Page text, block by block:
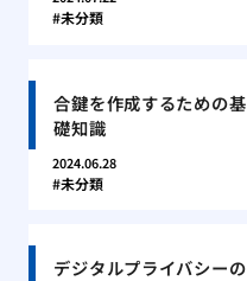
未分類
合鍵を作成するための基
礎知識
2024.06.28
未分類
デジタルプライバシーの